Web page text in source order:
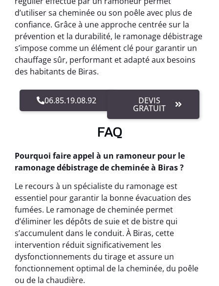
d’utiliser sa cheminée ou son poêle avec plus de
confiance. Grâce à une approche centrée sur la
prévention et la durabilité, le ramonage débistrage
s’impose comme un élément clé pour garantir un
chauffage sûr, performant et adapté aux besoins
des habitants de Biras.
06.85.19.08.92 DEVIS
GRATUIT
FAQ
Pourquoi faire appel à un ramoneur pour le
ramonage débistrage de cheminée à Biras ?
Le recours à un spécialiste du ramonage est
essentiel pour garantir la bonne évacuation des
fumées. Le ramonage de cheminée permet
d’éliminer les dépôts de suie et de bistre qui
s’accumulent dans le conduit. À Biras, cette
intervention réduit significativement les
dysfonctionnements du tirage et assure un
fonctionnement optimal de la cheminée, du poêle
ou de la chaudière.